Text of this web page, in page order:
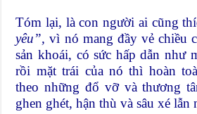
Tóm lại, là con người ai cũng
yêu”, vì nó mang đầy vẻ chiều
sản khoái, có sức hấp dẫn như
rồi mặt trái của nó thì hoàn
theo những đổ vỡ và thương
ghen ghét, hận thù và sâu xé lẫn